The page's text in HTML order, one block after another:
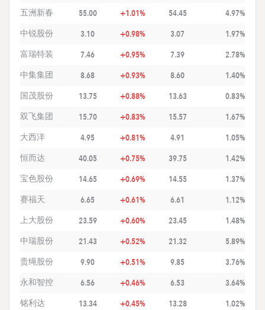
五洲新春 55.00 +1.01% 54.45 4.97%
中锐股份 3.10 +0.98% 3.07 1.97%
富瑞特装 7.46 +0.95% 7.39 2.78%
中集集团 8.68 +0.93% 8.60 1.40%
国茂股份 13.75 +0.88% 13.63 0.83%
双飞集团 15.70 +0.83% 15.57 1.67%
大西洋 4.95 +0.81% 4.91 1.05%
恒而达 40.05 +0.75% 39.75 1.42%
宝色股份 14.65 +0.69% 14.55 1.37%
赛福天 6.65 +0.61% 6.61 1.12%
上大股份 23.59 +0.60% 23.45 1.48%
中瑞股份 21.43 +0.52% 21.32 5.89%
贵绳股份 9.90 +0.51% 9.85 3.76%
永和智控 6.56 +0.46% 6.53 3.64%
铭利达 13.34 +0.45% 13.28 1.02%